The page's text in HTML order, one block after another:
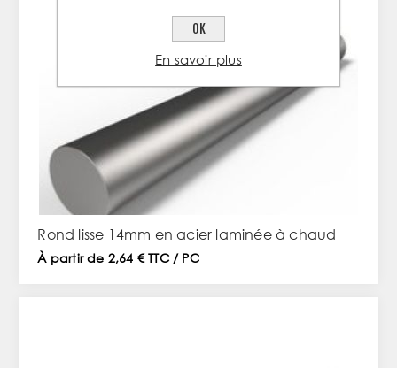
Rond lisse 14mm en acier laminée à chaud
À partir de 2,64 € TTC / PC
OK
En savoir plus